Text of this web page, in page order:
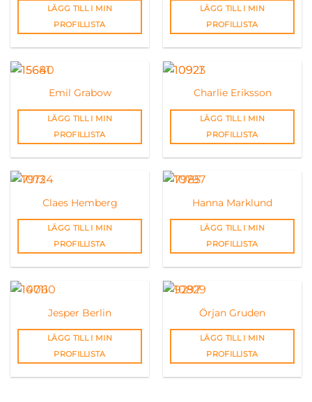
LÄGG TILL I MIN
PROFILLISTA
LÄGG TILL I MIN
PROFILLISTA
Emil Grabow
LÄGG TILL I MIN
PROFILLISTA
Charlie Eriksson
LÄGG TILL I MIN
PROFILLISTA
Claes Hemberg
LÄGG TILL I MIN
PROFILLISTA
Hanna Marklund
LÄGG TILL I MIN
PROFILLISTA
Jesper Berlin
LÄGG TILL I MIN
PROFILLISTA
Örjan Gruden
LÄGG TILL I MIN
PROFILLISTA